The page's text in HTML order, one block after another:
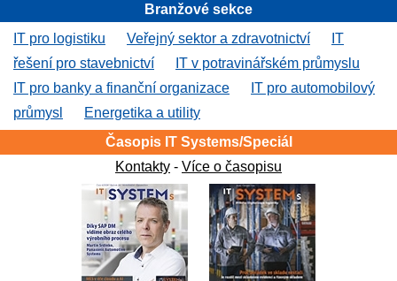
Branžové sekce
IT pro logistiku
Veřejný sektor a zdravotnictví
IT
řešení pro stavebnictví
IT v potravinářském průmyslu
IT pro banky a finanční organizace
IT pro automobilový
průmysl
Energetika a utility
Časopis IT Systems/Speciál
Kontakty - Více o časopisu